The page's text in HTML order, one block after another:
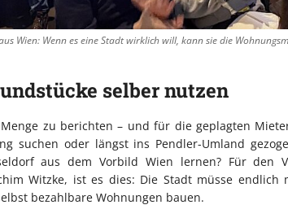
Wien: Wenn es eine Stadt wirklich will, kann sie die
selber nutzen
zu berichten – und für die geplagten
suchen oder längst ins Pendler-Umland
aus dem Vorbild Wien lernen? Für den
Witzke, ist es dies: Die Stadt müsse
bezahlbare Wohnungen bauen.